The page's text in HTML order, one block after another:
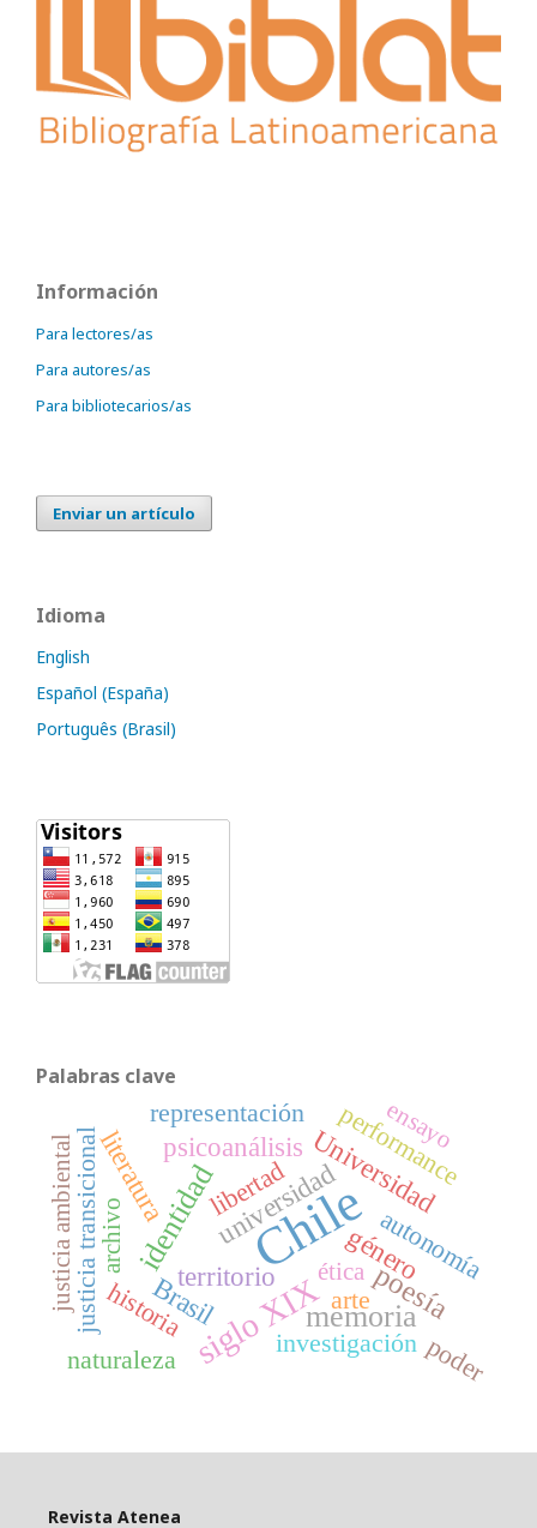
Información
Para lectores/as
Para autores/as
Para bibliotecarios/as
Enviar un artículo
Idioma
English
Español (España)
Português (Brasil)
Palabras clave
Chile
siglo XIX
identidad
memoria
poesía
psicoanálisis
universidadUniversidad
literatura
territorio género
Brasil
performance
investigación
libertad
arte
representación
justicia transicional autonomía
historia
poder
naturaleza
ética
justicia ambiental
ensayo
archivo
Revista Atenea